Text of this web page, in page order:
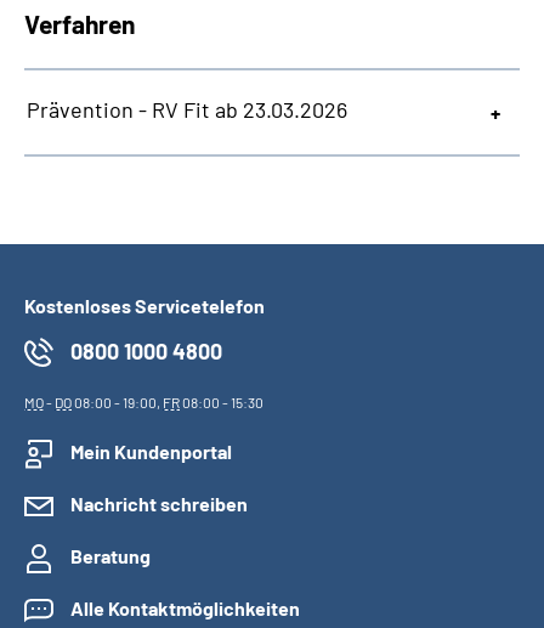
Verfahren
Prävention - RV Fit ab 23.03.2026
Kostenloses Servicetelefon
0800 1000 4800
MO- DO08:00 - 19:00, FR08:00 - 15:30
Mein Kundenportal
Nachricht schreiben
Beratung
Alle Kontaktmöglichkeiten